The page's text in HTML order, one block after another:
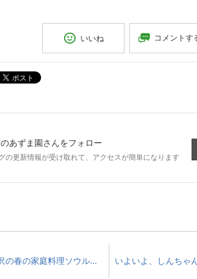
いいね コメントす
ポスト
あずま園さんをフォロー
の更新情報が受け取れて、アクセスが簡単になります
金沢の春の家庭料理ソウルフード・・・筍と昆布の煮物・・・女将が大好きでした。